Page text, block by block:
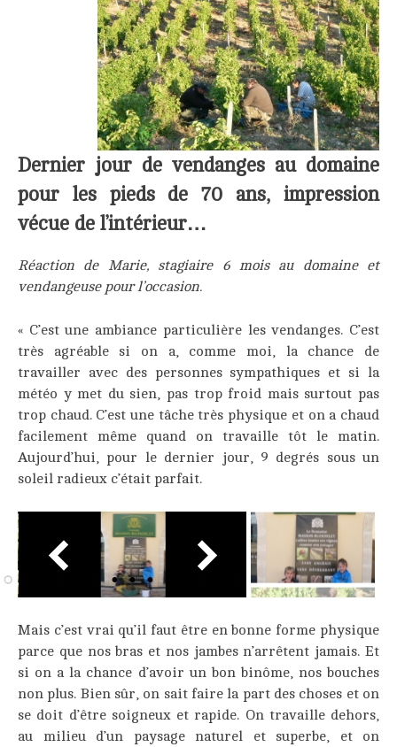
Dernier jour de vendanges au domaine
pour les pieds de 70 ans, impression
vécue de l’intérieur…
Réaction de Marie, stagiaire 6 mois au domaine et
vendangeuse pour l’occasion.
« C’est une ambiance particulière les vendanges. C’est
très agréable si on a, comme moi, la chance de
travailler avec des personnes sympathiques et si la
météo y met du sien, pas trop froid mais surtout pas
trop chaud. C’est une tâche très physique et on a chaud
facilement même quand on travaille tôt le matin.
Aujourd’hui, pour le dernier jour, 9 degrés sous un
soleil radieux c’était parfait.
Mais c’est vrai qu’il faut être en bonne forme physique
parce que nos bras et nos jambes n’arrêtent jamais. Et
si on a la chance d’avoir un bon binôme, nos bouches
non plus. Bien sûr, on sait faire la part des choses et on
se doit d’être soigneux et rapide. On travaille dehors,
au milieu d’un paysage naturel et superbe, et on